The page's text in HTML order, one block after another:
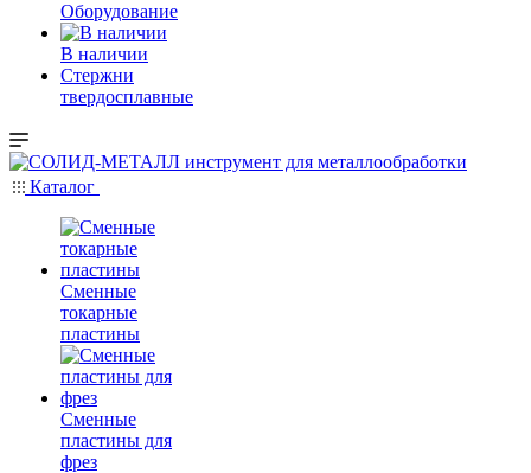
Оборудование
В наличии
Стержни
твердосплавные
Каталог
Сменные
токарные
пластины
Сменные
пластины для
фрез